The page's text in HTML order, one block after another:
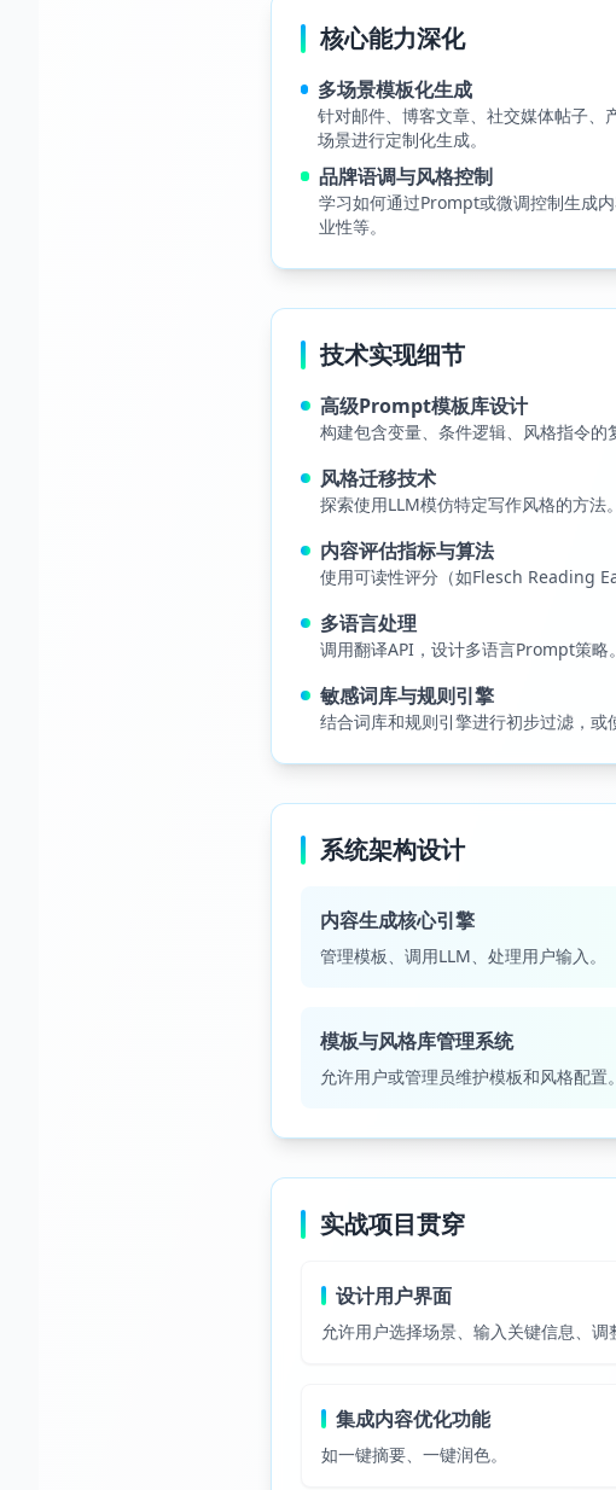
核心能力深化
多场景模板化生成
针对邮件、博客文章、社交媒体帖子、
场景进行定制化生成。
品牌语调与风格控制
学习如何通过Prompt或微调控制生成
业性等。
技术实现细节
高级Prompt模板库设计
构建包含变量、条件逻辑、风格指令的
风格迁移技术
探索使用LLM模仿特定写作风格的方法。
内容评估指标与算法
使用可读性评分（如Flesch Reading
多语言处理
调用翻译API，设计多语言Prompt策略。
敏感词库与规则引擎
结合词库和规则引擎进行初步过滤，或
系统架构设计
内容生成核心引擎
管理模板、调用LLM、处理用户输入。
模板与风格库管理系统
允许用户或管理员维护模板和风格配置。
实战项目贯穿
设计用户界面
允许用户选择场景、输入关键信息、调
集成内容优化功能
如一键摘要、一键润色。